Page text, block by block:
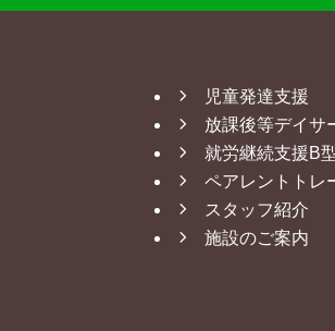
児童発達支援
放課後等デイサ
就労継続支援B
ペアレントトレ
スタッフ紹介
施設のご案内